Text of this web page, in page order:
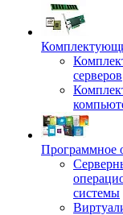
серверов
Программное
системы